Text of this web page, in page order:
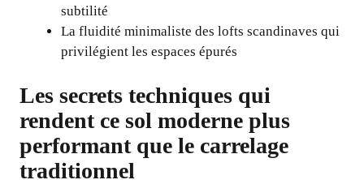
subtilité
La fluidité minimaliste des lofts scandinaves qui
privilégient les espaces épurés
Les secrets techniques qui
rendent ce sol moderne plus
performant que le carrelage
traditionnel